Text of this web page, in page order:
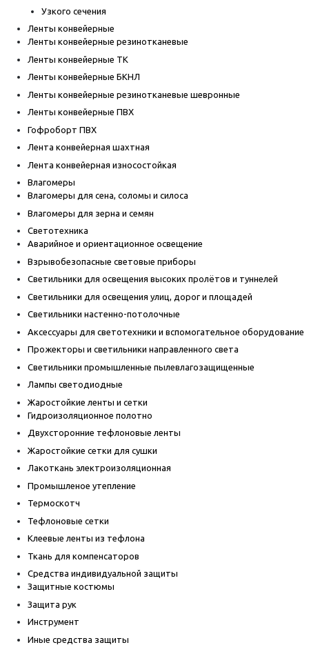
Узкого сечения
Ленты конвейерные
Ленты конвейерные резинотканевые
Ленты конвейерные ТК
Ленты конвейерные БКНЛ
Ленты конвейерные резинотканевые шевронные
Ленты конвейерные ПВХ
Гофроборт ПВХ
Лента конвейерная шахтная
Лента конвейерная износостойкая
Влагомеры
Влагомеры для сена, соломы и силоса
Влагомеры для зерна и семян
Светотехника
Аварийное и ориентационное освещение
Взрывобезопасные световые приборы
Светильники для освещения высоких пролётов и туннелей
Светильники для освещения улиц, дорог и площадей
Светильники настенно-потолочные
Аксессуары для светотехники и вспомогательное оборудование
Прожекторы и светильники направленного света
Светильники промышленные пылевлагозащищенные
Лампы светодиодные
Жаростойкие ленты и сетки
Гидроизоляционное полотно
Двухсторонние тефлоновые ленты
Жаростойкие сетки для сушки
Лакоткань электроизоляционная
Промышленое утепление
Термоскотч
Тефлоновые сетки
Клеевые ленты из тефлона
Ткань для компенсаторов
Средства индивидуальной защиты
Защитные костюмы
Защита рук
Инструмент
Иные средства защиты